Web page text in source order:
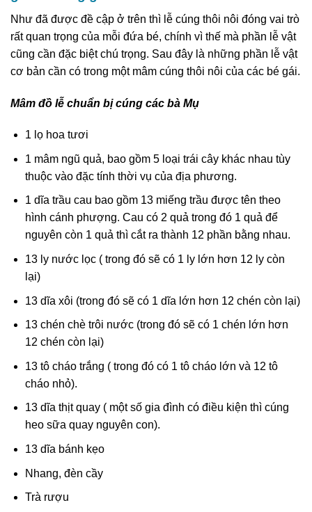
Như đã được đề cập ở trên thì lễ cúng thôi nôi đóng vai trò
rất quan trọng của mỗi đứa bé, chính vì thế mà phần lễ vật
cũng cần đặc biệt chú trọng. Sau đây là những phần lễ vật
cơ bản cần có trong một mâm cúng thôi nôi của các bé gái.
Mâm đồ lễ chuẩn bị cúng các bà Mụ
1 lọ hoa tươi
1 mâm ngũ quả, bao gồm 5 loại trái cây khác nhau tùy
thuộc vào đặc tính thời vụ của địa phương.
1 dĩa trầu cau bao gồm 13 miếng trầu được tên theo
hình cánh phượng. Cau có 2 quả trong đó 1 quả để
nguyên còn 1 quả thì cắt ra thành 12 phần bằng nhau.
13 ly nước lọc ( trong đó sẽ có 1 ly lớn hơn 12 ly còn
lại)
13 dĩa xôi (trong đó sẽ có 1 dĩa lớn hơn 12 chén còn lại)
13 chén chè trôi nước (trong đó sẽ có 1 chén lớn hơn
12 chén còn lại)
13 tô cháo trắng ( trong đó có 1 tô cháo lớn và 12 tô
cháo nhỏ).
13 dĩa thịt quay ( một số gia đình có điều kiện thì cúng
heo sữa quay nguyên con).
13 dĩa bánh kẹo
Nhang, đèn cầy
Trà rượu